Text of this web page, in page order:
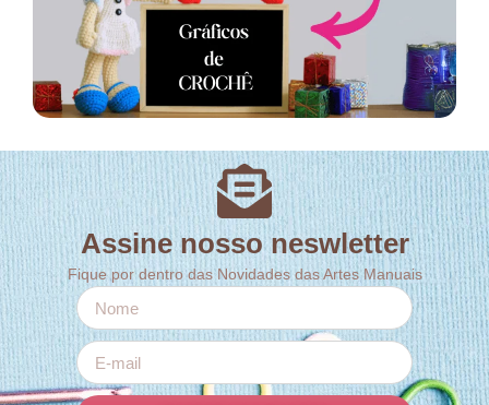
Assine nosso neswletter
Fique por dentro das Novidades das Artes Manuais